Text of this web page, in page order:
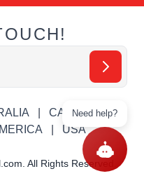
CANADA
USA
All Rights Reserved.
Need help?